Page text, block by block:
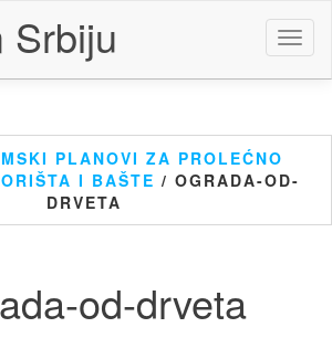
Srbiju
PLANOVI ZA PROLEĆNO
I BAŠTE / OGRADA-OD-
DRVETA
od-drveta